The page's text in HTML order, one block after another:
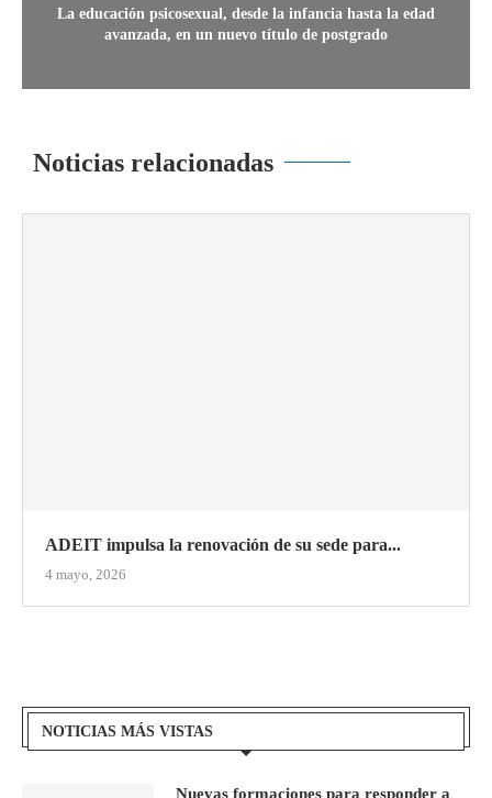
La educación psicosexual, desde la infancia hasta la edad
avanzada, en un nuevo título de postgrado
Noticias relacionadas
ADEIT impulsa la renovación de su sede para...
4 mayo, 2026
NOTICIAS MÁS VISTAS
Nuevas formaciones para responder a